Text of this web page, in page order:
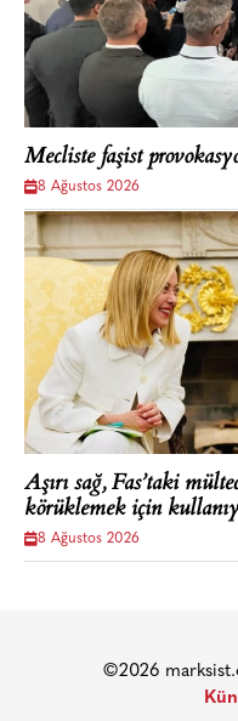
Mecliste faşist
8 Ağustos 2026
Aşırı sağ, Fas’taki
körüklemek için
8 Ağustos 2026
©2026